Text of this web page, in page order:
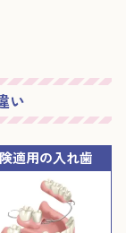
い
適用の入れ歯